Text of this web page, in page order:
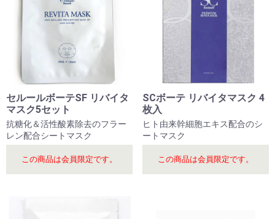
セルールボーテSF リバイタ
マスク5セット
抗糖化＆活性酸素除去のフラー
レン配合シートマスク
この商品は会員限定です。
SCボーテ リバイタマスク 4
枚入
ヒト由来幹細胞エキス配合のシ
ートマスク
この商品は会員限定です。